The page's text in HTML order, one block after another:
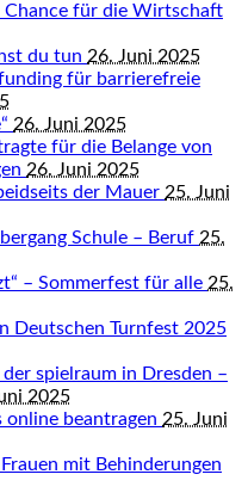
für die Wirtschaft
du tun 26. Juni 2025
für barrierefreie
26. Juni 2025
für die Belange von
26. Juni 2025
der Mauer 25. Juni
Schule – Beruf 25.
– Sommerfest für alle 25.
Deutschen Turnfest 2025
spielraum in Dresden –
2025
beantragen 25. Juni
mit Behinderungen